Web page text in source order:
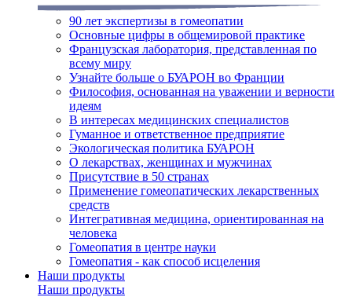
90 лет экспертизы в гомеопатии
Основные цифры в общемировой практике
Французская лаборатория, представленная по
всему миру
Узнайте больше о БУАРОН во Франции
Философия, основанная на уважении и верности
идеям
В интересах медицинских специалистов
Гуманное и ответственное предприятие
Экологическая политика БУАРОН
О лекарствах, женщинах и мужчинах
Присутствие в 50 странах
Применение гомеопатических лекарственных
средств
Интегративная медицина, ориентированная на
человека
Гомеопатия в центре науки
Гомеопатия - как способ исцеления
Наши продукты
Наши продукты